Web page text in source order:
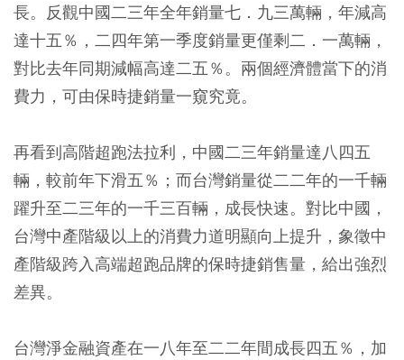
長。反觀中國二三年全年銷量七．九三萬輛，年減高
達十五％，二四年第一季度銷量更僅剩二．一萬輛，
對比去年同期減幅高達二五％。兩個經濟體當下的消
費力，可由保時捷銷量一窺究竟。
再看到高階超跑法拉利，中國二三年銷量達八四五
輛，較前年下滑五％；而台灣銷量從二二年的一千輛
躍升至二三年的一千三百輛，成長快速。對比中國，
台灣中產階級以上的消費力道明顯向上提升，象徵中
產階級跨入高端超跑品牌的保時捷銷售量，給出強烈
差異。
台灣淨金融資產在一八年至二二年間成長四五％，加